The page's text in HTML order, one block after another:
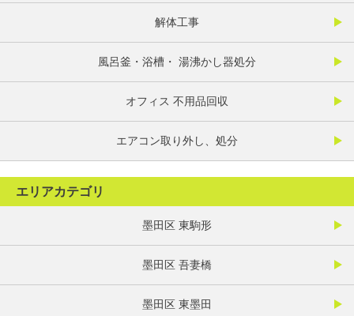
解体工事
風呂釜・浴槽・ 湯沸かし器処分
オフィス 不用品回収
エアコン取り外し、処分
エリアカテゴリ
墨田区 東駒形
墨田区 吾妻橋
墨田区 東墨田